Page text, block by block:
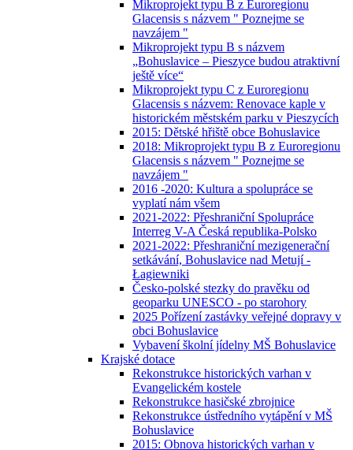
Mikroprojekt typu B z Euroregionu
Glacensis s názvem " Poznejme se
navzájem "
Mikroprojekt typu B s názvem
„Bohuslavice – Pieszyce budou atraktivní
ještě více“
Mikroprojekt typu C z Euroregionu
Glacensis s názvem: Renovace kaple v
historickém městském parku v Pieszycích
2015: Dětské hřiště obce Bohuslavice
2018: Mikroprojekt typu B z Euroregionu
Glacensis s názvem " Poznejme se
navzájem "
2016 -2020: Kultura a spolupráce se
vyplatí nám všem
2021-2022: Přeshraniční Spolupráce
Interreg V-A Česká republika-Polsko
2021-2022: Přeshraniční mezigenerační
setkávání, Bohuslavice nad Metují -
Łagiewniki
Česko-polské stezky do pravěku od
geoparku UNESCO - po starohory
2025 Pořízení zastávky veřejné dopravy v
obci Bohuslavice
Vybavení školní jídelny MŠ Bohuslavice
Krajské dotace
Rekonstrukce historických varhan v
Evangelickém kostele
Rekonstrukce hasičské zbrojnice
Rekonstrukce ústředního vytápění v MŠ
Bohuslavice
2015: Obnova historických varhan v